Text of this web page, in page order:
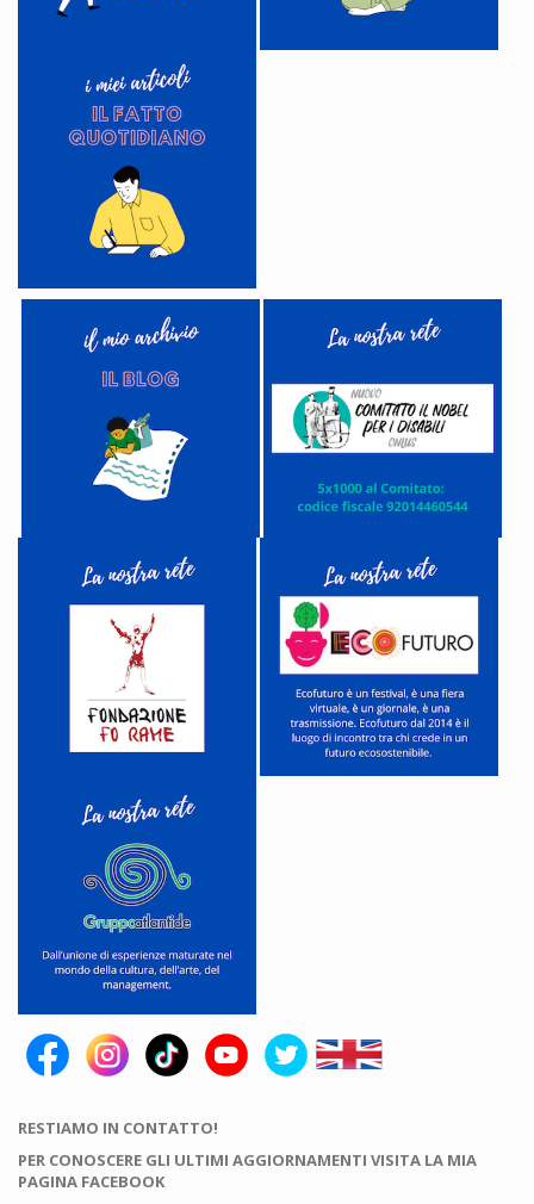
RESTIAMO IN CONTATTO!
PER CONOSCERE GLI ULTIMI AGGIORNAMENTI VISITA LA MIA
PAGINA FACEBOOK